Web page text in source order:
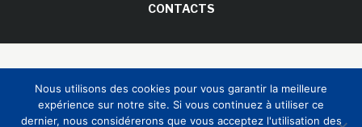
CONTACTS
Sinapses Conseils
Nous utilisons des cookies pour vous garantir la meilleure
expérience sur notre site. Si vous continuez à utiliser ce
dernier, nous considérerons que vous acceptez l'utilisation des